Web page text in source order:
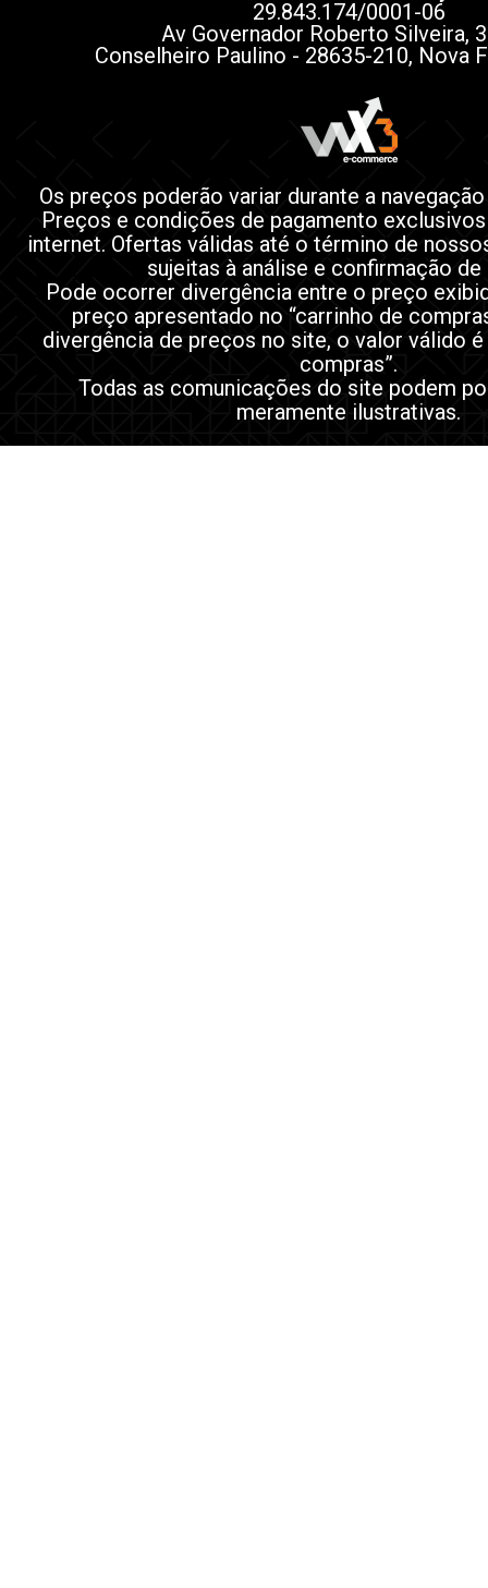
29.843.174/0001-06
Av Governador Roberto Silveira,
Conselheiro Paulino - 28635-210, Nova
Os preços poderão variar durante a
Preços e condições de pagamento
internet. Ofertas válidas até o término de
sujeitas à análise e confirmação de
Pode ocorrer divergência entre o preço
preço apresentado no “carrinho de
divergência de preços no site, o valor válido é
compras”.
Todas as comunicações do site podem
meramente ilustrativas.